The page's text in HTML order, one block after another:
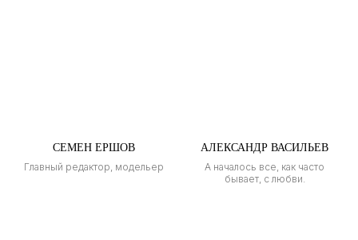
СЕМЕН ЕРШОВ
Главный редактор, модельер
АЛЕКСАНДР ВАСИЛЬЕВ
А началось все, как часто
бывает, с любви.